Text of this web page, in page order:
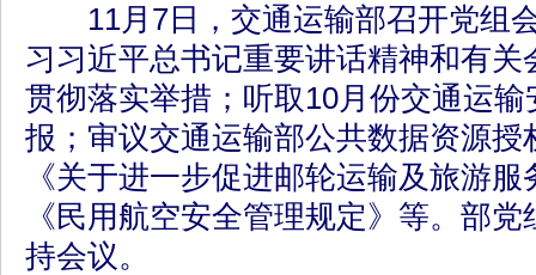
11月7日，交通运输部召开党组
习习近平总书记重要讲话精神和有
贯彻落实举措；听取10月份交通运
报；审议交通运输部公共数据资源授
《关于进一步促进邮轮运输及旅游
《民用航空安全管理规定》等。部
持会议。